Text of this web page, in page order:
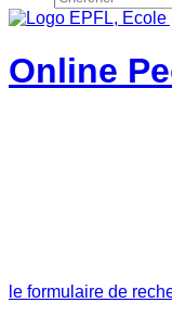
Online
le formulaire de